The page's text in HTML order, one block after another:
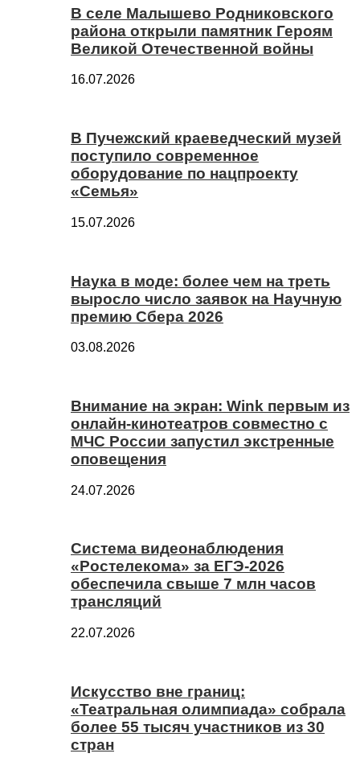
В селе Малышево Родниковского
района открыли памятник Героям
Великой Отечественной войны
16.07.2026
В Пучежский краеведческий музей
поступило современное
оборудование по нацпроекту
«Семья»
15.07.2026
Наука в моде: более чем на треть
выросло число заявок на Научную
премию Сбера 2026
03.08.2026
Внимание на экран: Wink первым из
онлайн-кинотеатров совместно с
МЧС России запустил экстренные
оповещения
24.07.2026
Система видеонаблюдения
«Ростелекома» за ЕГЭ-2026
обеспечила свыше 7 млн часов
трансляций
22.07.2026
Искусство вне границ:
«Театральная олимпиада» собрала
более 55 тысяч участников из 30
стран